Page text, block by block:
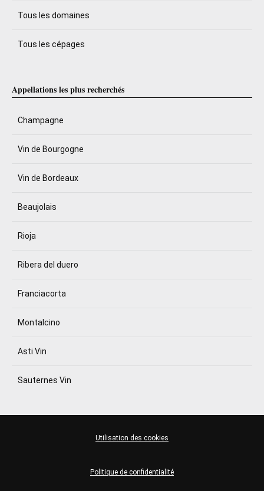
Tous les domaines
Tous les cépages
Appellations les plus recherchés
Champagne
Vin de Bourgogne
Vin de Bordeaux
Beaujolais
Rioja
Ribera del duero
Franciacorta
Montalcino
Asti Vin
Sauternes Vin
Politique de confidentialité
Utilisation des cookies